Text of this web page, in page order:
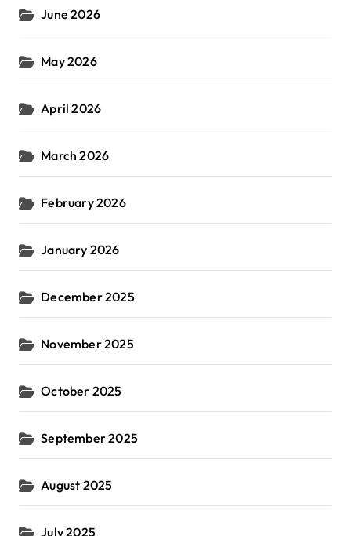
June 2026
May 2026
April 2026
March 2026
February 2026
January 2026
December 2025
November 2025
October 2025
September 2025
August 2025
July 2025